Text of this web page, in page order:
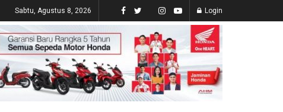
Sabtu, Agustus 8, 2026 Login